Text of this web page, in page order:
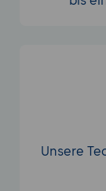
Unsere